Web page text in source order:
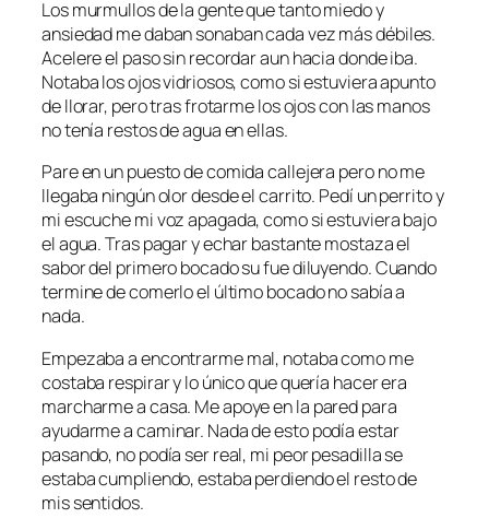
Los murmullos de la gente que tanto miedo y
ansiedad me daban sonaban cada vez más débiles.
Acelere el paso sin recordar aun hacia donde iba.
Notaba los ojos vidriosos, como si estuviera apunto
de llorar, pero tras frotarme los ojos con las manos
no tenía restos de agua en ellas.
Pare en un puesto de comida callejera pero no me
llegaba ningún olor desde el carrito. Pedí un perrito y
mi escuche mi voz apagada, como si estuviera bajo
el agua. Tras pagar y echar bastante mostaza el
sabor del primero bocado su fue diluyendo. Cuando
termine de comerlo el último bocado no sabía a
nada.
Empezaba a encontrarme mal, notaba como me
costaba respirar y lo único que quería hacer era
marcharme a casa. Me apoye en la pared para
ayudarme a caminar. Nada de esto podía estar
pasando, no podía ser real, mi peor pesadilla se
estaba cumpliendo, estaba perdiendo el resto de
mis sentidos.